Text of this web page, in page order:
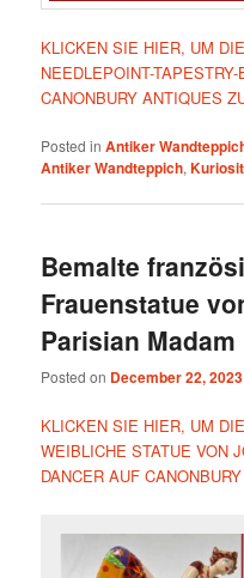
KLICKEN SIE HIER, UM
NEEDLEPOINT-
CANONBURY ANTIQUES
Posted in Antiker
Antiker Wandteppich,
Bemalte
Frauenstatue
Parisian Madam
Posted on December 22, 2023
KLICKEN SIE HIER, UM
WEIBLICHE STATUE VON
DANCER AUF